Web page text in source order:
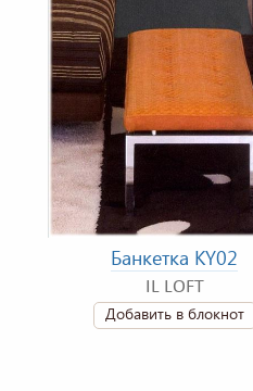
Банкетка KY02
IL LOFT
Добавить в блокнот